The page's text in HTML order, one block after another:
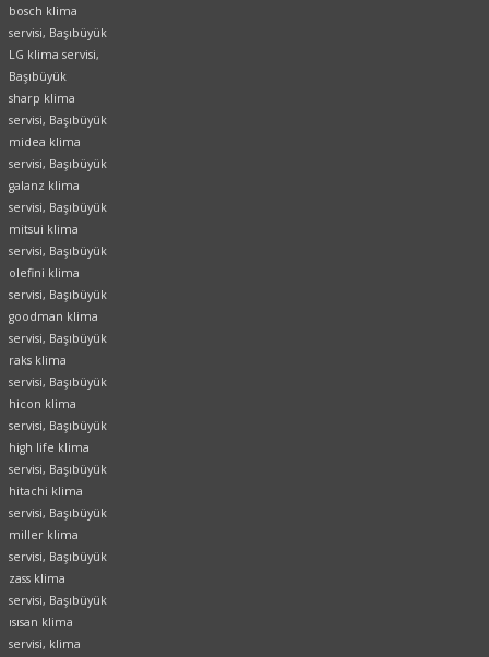
bosch klima
servisi, Başıbüyük
LG klima servisi,
Başıbüyük
sharp klima
servisi, Başıbüyük
midea klima
servisi, Başıbüyük
galanz klima
servisi, Başıbüyük
mitsui klima
servisi, Başıbüyük
olefini klima
servisi, Başıbüyük
goodman klima
servisi, Başıbüyük
raks klima
servisi, Başıbüyük
hicon klima
servisi, Başıbüyük
high life klima
servisi, Başıbüyük
hitachi klima
servisi, Başıbüyük
miller klima
servisi, Başıbüyük
zass klima
servisi, Başıbüyük
ısısan klima
servisi, klima